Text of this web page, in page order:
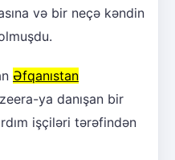
və bir neçə kəndin
Əfqanıstan
ya danışan bir
işçiləri tərəfindən